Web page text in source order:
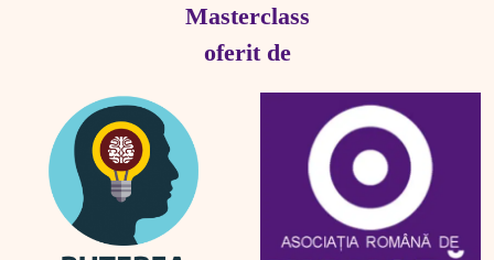
Masterclass
oferit de